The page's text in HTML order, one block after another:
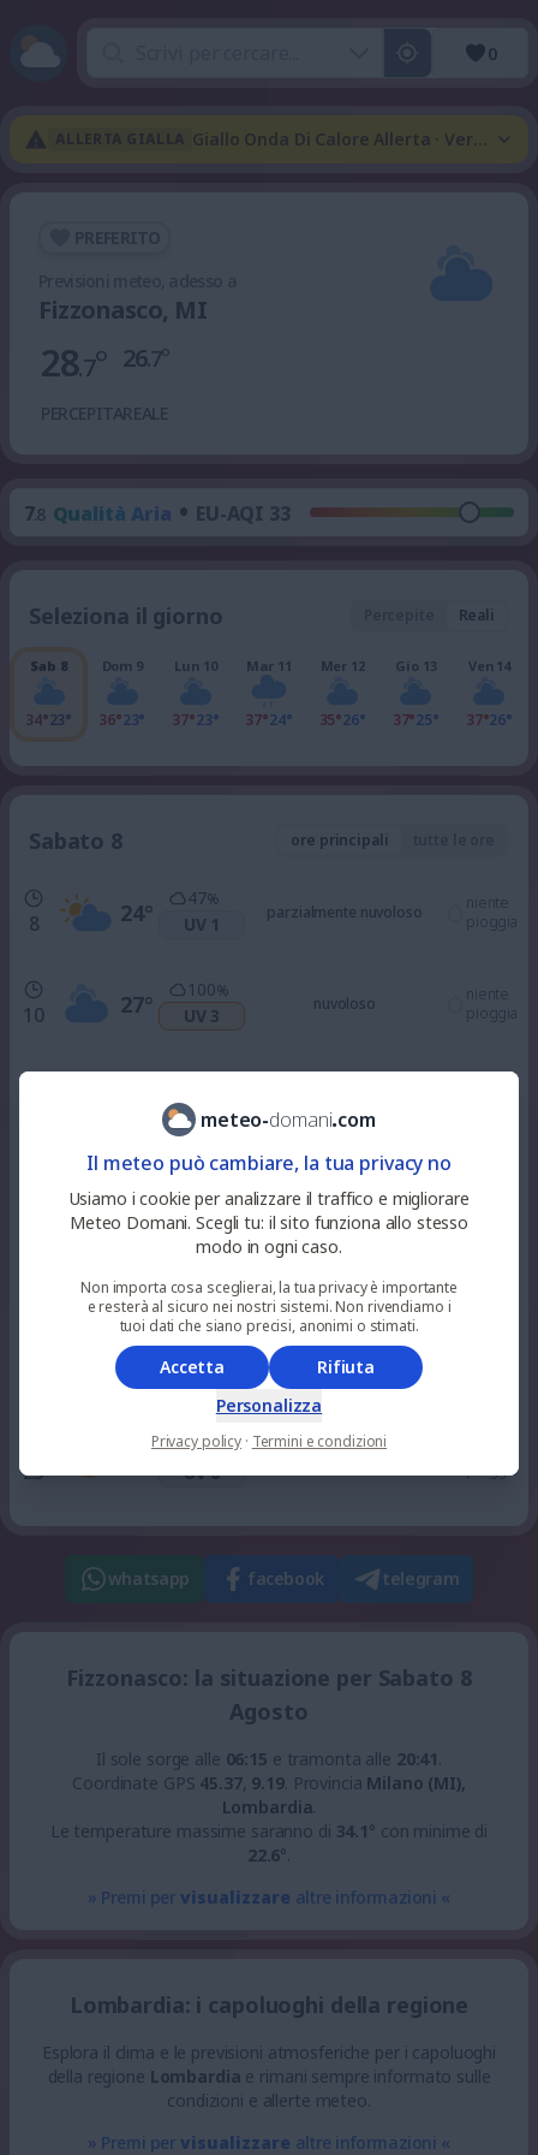
0
Giallo Onda Di Calore Allerta · Verde
Fizzonasco, MI
28.7°
PERCEPITA
26.7°
REALE
7.8 Qualità Aria • EU-AQI 33
Seleziona il giorno Reali
Sab 8
34°23°
Dom 9
36°23°
Lun 10
37°23°
Mar 11
37°24°
Mer 12
35°26°
Gio 13
37°25°
Ven 14
37°26°
Sabato 8 ore principali
8 24°
47%
UV 1
parzialmente nuvoloso
niente
pioggia
10 27°
100%
UV 3
nuvoloso
niente
pioggia
UV 6
33
0%
UV 6
pioggia
34° UV 3
soleggiato
UV 0
sereno
23
3%
UV 0
pioggia
whatsapp facebook telegram
Fizzonasco: la situazione per Sabato 8
Agosto
Il sole sorge alle 06:15 e tramonta alle 20:41.
Coordinate GPS 45.37, 9.19. Provincia Milano (MI),
Lombardia.
Le temperature massime saranno di 34.1° con minime di
22.6°.
» Premi pervisualizzare altre informazioni «
Lombardia: i capoluoghi della regione
Esplora il clima e le previsioni atmosferiche per i capoluoghi
della regione Lombardia e rimani sempre informato sulle
condizioni e allerte meteo.
» Premi pervisualizzare altre informazioni «
meteo-domani.com
Il meteo può cambiare, la tua privacy no
Usiamo i cookie per analizzare il traffico e migliorare
Meteo Domani. Scegli tu: il sito funziona allo stesso
modo in ogni caso.
Non importa cosa sceglierai, la tua privacy è importante
e resterà al sicuro nei nostri sistemi. Non rivendiamo i
tuoi dati che siano precisi, anonimi o stimati.
Accetta
Rifiuta
Personalizza
Privacy policy · Termini e condizioni